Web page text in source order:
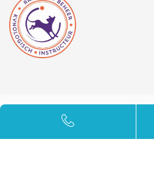
© 2026 Doderer Hondenschool -
voorbehouden